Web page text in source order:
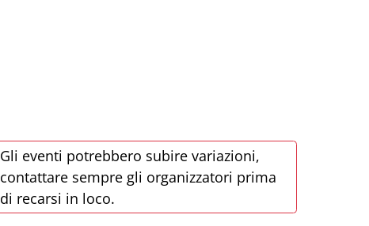
Gli eventi potrebbero subire variazioni,
contattare sempre gli organizzatori prima
di recarsi in loco.